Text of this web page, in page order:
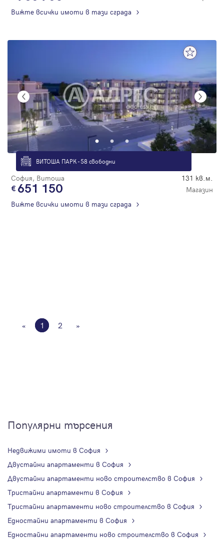
Вижте всички имоти в тази сграда
ВИТОША ПАРК - 58 свободни
София, Витоша 131 кв.м.
651 150
Магазин
Вижте всички имоти в тази сграда
« 1 2 »
Популярни търсения
Недвижими имоти в София
Двустайни апартаменти в София
Двустайни апартаменти ново строителство в София
Тристайни апартаменти в София
Тристайни апартаменти ново строителство в София
Едностайни апартаменти в София
Едностайни апартаменти ново строителство в София